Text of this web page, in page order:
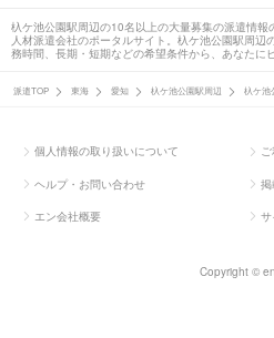
杁ケ池公園駅周辺の10名以上の大量募集の派遣情
人材派遣会社のポータルサイト。杁ケ池公園駅周
務時間、長期・短期などの希望条件から、あなたに
派遣TOP 東海 愛知 杁ケ池公園駅周辺 杁ケ池
個人情報の取り扱いについて
ヘルプ・お問い合わせ
エン会社概要
Copyright ©